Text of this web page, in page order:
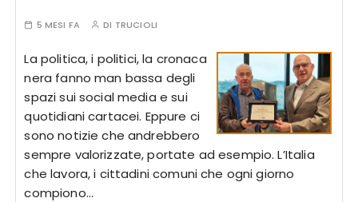
5 MESI FA DI TRUCIOLI
La politica, i politici, la cronaca
nera fanno man bassa degli
spazi sui social media e sui
quotidiani cartacei. Eppure ci
sono notizie che andrebbero
sempre valorizzate, portate ad esempio. L’Italia
che lavora, i cittadini comuni che ogni giorno
compiono…